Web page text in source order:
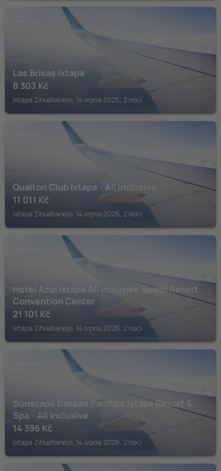
Las Brisas Ixtapa
8 303 Kč
Ixtapa Zihuatanejo, 14 srpna 2026, 2 noci
Qualton Club Ixtapa - All Inclusive
11 011 Kč
Ixtapa Zihuatanejo, 14 srpna 2026, 2 noci
Hotel Azul Ixtapa All Inclusive Beach Resort
Convention Center
21 101 Kč
Ixtapa Zihuatanejo, 14 srpna 2026, 2 noci
Sunscape Dorado Pacifico Ixtapa Resort &
Spa - All Inclusive
14 396 Kč
Ixtapa Zihuatanejo, 14 srpna 2026, 2 noci